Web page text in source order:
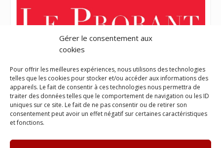
Gérer le consentement aux
cookies
Pour offrir les meilleures expériences, nous utilisons des technologies
telles que les cookies pour stocker et/ou accéder aux informations des
appareils. Le fait de consentir à ces technologies nous permettra de
traiter des données telles que le comportement de navigation ou les ID
uniques sur ce site. Le fait de ne pas consentir ou de retirer son
consentement peut avoir un effet négatif sur certaines caractéristiques
et fonctions.